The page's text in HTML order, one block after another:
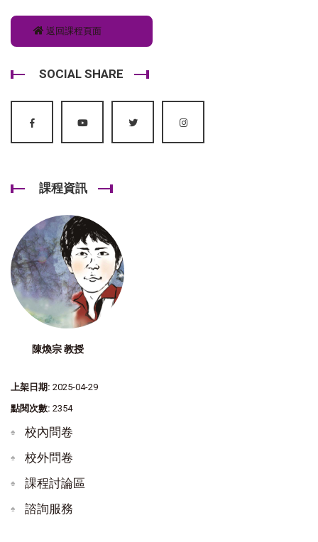
返回課程頁面
SOCIAL SHARE
課程資訊
陳煥宗 教授
上架日期: 2025-04-29
點閱次數: 2354
校內問卷
校外問卷
課程討論區
諮詢服務